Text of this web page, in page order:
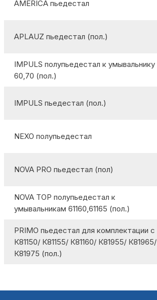
AMERICA пьедестал
APLAUZ пьедестал (пол.)
IMPULS полупьедестал к умывальнику
60,70 (пол.)
IMPULS пьедестал (пол.)
NEXO полупьедестал
NOVA PRO пьедестал (пол)
NOVA TOP полупьедестал к
умывальникам 61160,61165 (пол.)
PRIMO пьедестал для комплектации с
К81150/ К81155/ К81160/ К81955/ К81965/
К81975 (пол.)